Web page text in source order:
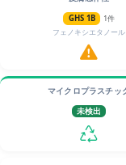
GHS 1B
1件
フェノキシエタノール
マイクロプラスチッ
未検出